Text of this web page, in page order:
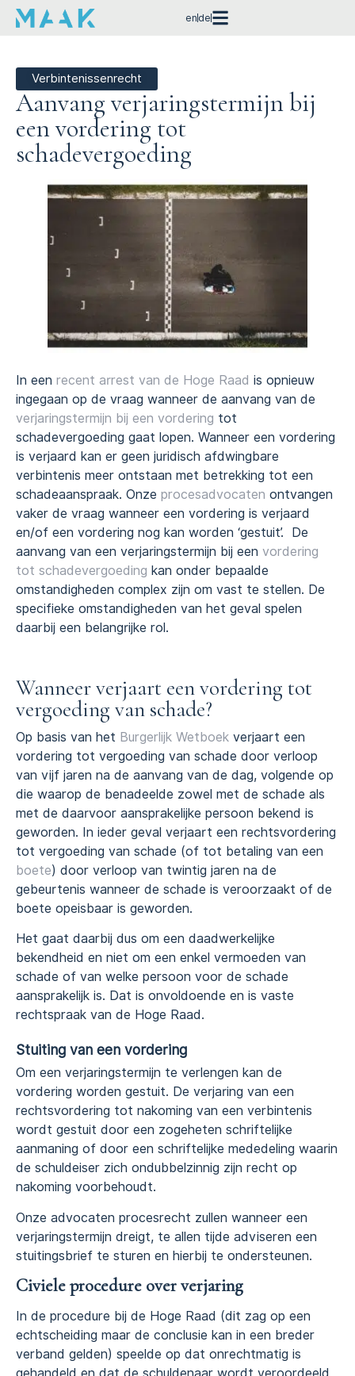
en de
Verbintenissenrecht
Aanvang verjaringstermijn bij
een vordering tot
schadevergoeding
In een recent arrest van de Hoge Raad is opnieuw
ingegaan op de vraag wanneer de aanvang van de
verjaringstermijn bij een vordering tot
schadevergoeding gaat lopen. Wanneer een vordering
is verjaard kan er geen juridisch afdwingbare
verbintenis meer ontstaan met betrekking tot een
schadeaanspraak. Onze procesadvocaten ontvangen
vaker de vraag wanneer een vordering is verjaard
en/of een vordering nog kan worden ‘gestuit’. De
aanvang van een verjaringstermijn bij een vordering
tot schadevergoeding kan onder bepaalde
omstandigheden complex zijn om vast te stellen. De
specifieke omstandigheden van het geval spelen
daarbij een belangrijke rol.
Wanneer verjaart een vordering tot
vergoeding van schade?
Op basis van het Burgerlijk Wetboek verjaart een
vordering tot vergoeding van schade door verloop
van vijf jaren na de aanvang van de dag, volgende op
die waarop de benadeelde zowel met de schade als
met de daarvoor aansprakelijke persoon bekend is
geworden. In ieder geval verjaart een rechtsvordering
tot vergoeding van schade (of tot betaling van een
boete) door verloop van twintig jaren na de
gebeurtenis wanneer de schade is veroorzaakt of de
boete opeisbaar is geworden.
Het gaat daarbij dus om een daadwerkelijke
bekendheid en niet om een enkel vermoeden van
schade of van welke persoon voor de schade
aansprakelijk is. Dat is onvoldoende en is vaste
rechtspraak van de Hoge Raad.
Stuiting van een vordering
Om een verjaringstermijn te verlengen kan de
vordering worden gestuit. De verjaring van een
rechtsvordering tot nakoming van een verbintenis
wordt gestuit door een zogeheten schriftelijke
aanmaning of door een schriftelijke mededeling waarin
de schuldeiser zich ondubbelzinnig zijn recht op
nakoming voorbehoudt.
Onze advocaten procesrecht zullen wanneer een
verjaringstermijn dreigt, te allen tijde adviseren een
stuitingsbrief te sturen en hierbij te ondersteunen.
Civiele procedure over verjaring
In de procedure bij de Hoge Raad (dit zag op een
echtscheiding maar de conclusie kan in een breder
verband gelden) speelde op dat onrechtmatig is